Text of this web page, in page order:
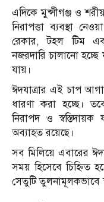
এদিকে মুন্সীগঞ্জ ও
নিরাপত্তা ব্যবস্থা
রেকার, টহল টিম এবং
নজরদারি চালানো হচ্ছে
যায়।
ঈদযাত্রার এই চাপ
ধারণা করা হচ্ছে। তবে
নিরাপদ ও স্বস্তিদায়ক
অব্যাহত রয়েছে।
সব মিলিয়ে এবারের
সময় হিসেবে চিহ্নিত
সেতুটি তুলনামূলকভাবে